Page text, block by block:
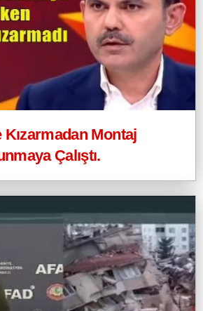
Kızarmadan Montaj
Çalıştı.